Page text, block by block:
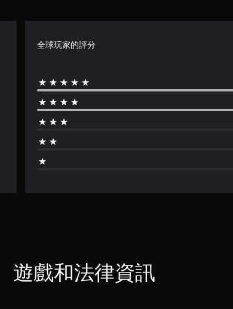
全球玩家的評分
遊戲和法律資訊